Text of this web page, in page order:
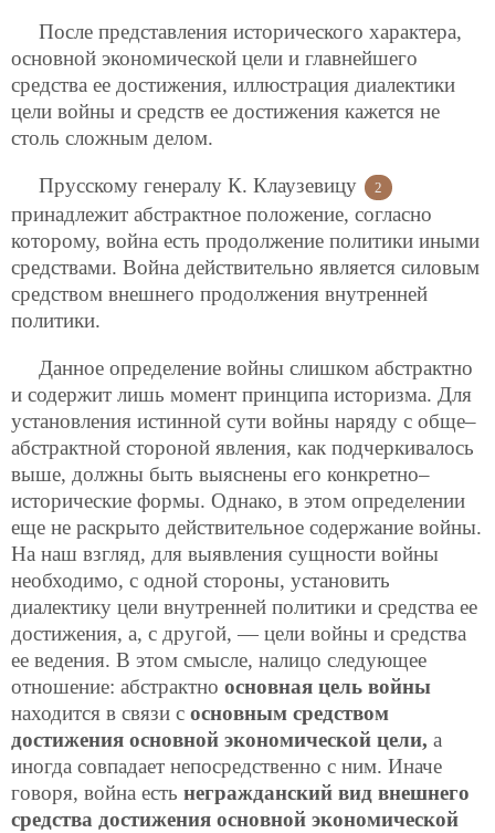
После представления исторического характера,
основной экономической цели и главнейшего
средства ее достижения, иллюстрация диалектики
цели войны и средств ее достижения кажется не
столь сложным делом.
Прусскому генералу К. Клаузевицу 2
принадлежит абстрактное положение, согласно
которому, война есть продолжение политики иными
средствами. Война действительно является силовым
средством внешнего продолжения внутренней
политики.
Данное определение войны слишком абстрактно
и содержит лишь момент принципа историзма. Для
установления истинной сути войны наряду с обще–
абстрактной стороной явления, как подчеркивалось
выше, должны быть выяснены его конкретно–
исторические формы. Однако, в этом определении
еще не раскрыто действительное содержание войны.
На наш взгляд, для выявления сущности войны
необходимо, с одной стороны, установить
диалектику цели внутренней политики и средства ее
достижения, а, с другой, — цели войны и средства
ее ведения. В этом смысле, налицо следующее
отношение: абстрактно основная цель войны
находится в связи с основным средством
достижения основной экономической цели, а
иногда совпадает непосредственно с ним. Иначе
говоря, война есть негражданский вид внешнего
средства достижения основной экономической